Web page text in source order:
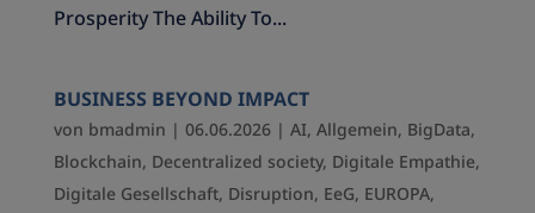
Prosperity The Ability To...
BUSINESS BEYOND IMPACT
von bmadmin | 06.06.2026| AI, Allgemein, BigData,
Blockchain, Decentralized society, Digitale Empathie,
Digitale Gesellschaft, Disruption, EeG, EUROPA,